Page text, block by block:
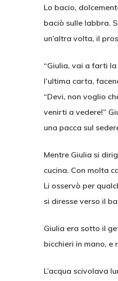
Lo bacio,
baciò sulle labbra.
un’altra volta, il
“Giulia, vai a farti
l’ultima carta,
“Devi, non voglio
venirti a vedere!”
una pacca sul
Mentre Giulia si
cucina. Con molta
Li osservò per
si diresse verso il
Giulia era sotto il
bicchieri in mano, e
L’acqua scivolava